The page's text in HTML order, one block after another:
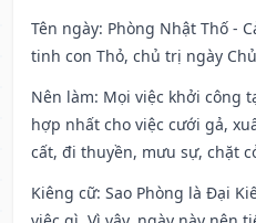
Tên ngày: Phòng Nhật Thố -
tinh con Thỏ, chủ trị ngày
Nên làm: Mọi việc khởi công
hợp nhất cho việc cưới gả,
cất, đi thuyền, mưu sự, chặt
Kiêng cữ: Sao Phòng là Đại